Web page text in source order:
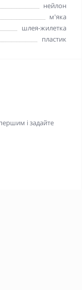
нейлон
м'яка
шлея-жилетка
пластик
і задайте